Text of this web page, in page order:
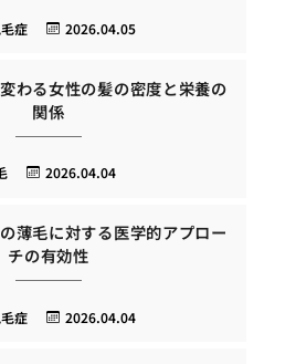
2026.04.05
症
わる女性の髪の密度と栄養の
関係
2026.04.04
薄毛に対する医学的アプロー
チの有効性
2026.04.04
症